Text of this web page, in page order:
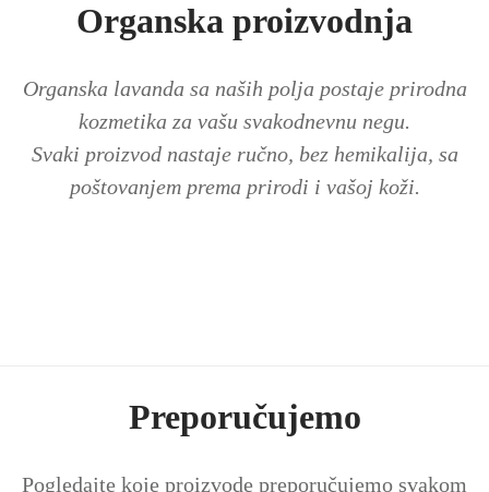
Organska proizvodnja
Organska lavanda sa naših polja postaje prirodna
kozmetika za vašu svakodnevnu negu.
Svaki proizvod nastaje ručno, bez hemikalija, sa
poštovanjem prema prirodi i vašoj koži.
Preporučujemo
Pogledajte koje proizvode preporučujemo svakom